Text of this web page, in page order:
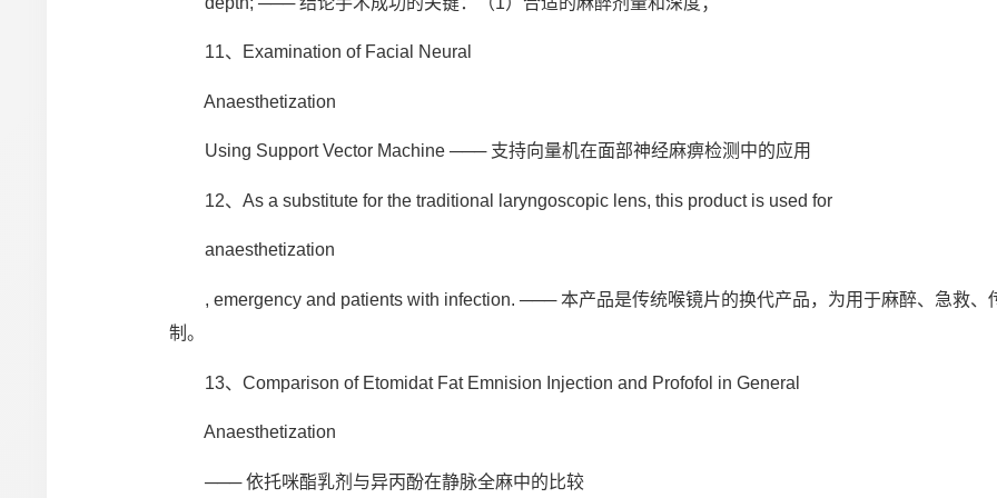
11、Examination of Facial Neural
Anaesthetization
Using Support Vector Machine ─── 支持向量机在面部神经麻痹检测中的应用
12、As a substitute for the traditional laryngoscopic lens, this product is used for
anaesthetization
, emergency and patients with infection. ─── 本产品是传统喉镜片的换代产品，为用于麻醉、急救、
制。
13、Comparison of Etomidat Fat Emnision Injection and Profofol in General
Anaesthetization
─── 依托咪酯乳剂与异丙酚在静脉全麻中的比较